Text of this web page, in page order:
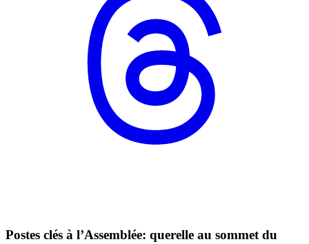
Postes clés à l’Assemblée: querelle au sommet du